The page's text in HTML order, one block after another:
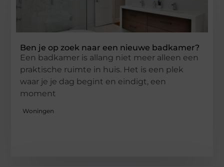
Ben je op zoek naar een nieuwe badkamer?
Een badkamer is allang niet meer alleen een
praktische ruimte in huis. Het is een plek
waar je je dag begint en eindigt, een
moment
Woningen